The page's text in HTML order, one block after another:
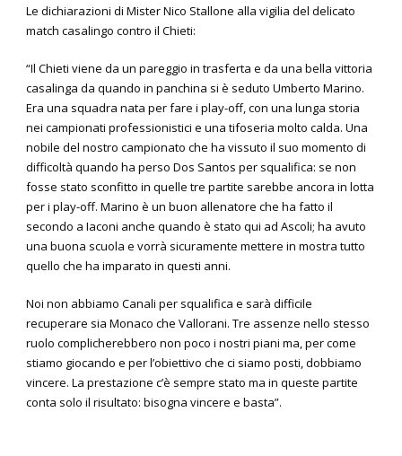
Le dichiarazioni di Mister Nico Stallone alla vigilia del delicato
match casalingo contro il Chieti:
“Il Chieti viene da un pareggio in trasferta e da una bella vittoria
casalinga da quando in panchina si è seduto Umberto Marino.
Era una squadra nata per fare i play-off, con una lunga storia
nei campionati professionistici e una tifoseria molto calda. Una
nobile del nostro campionato che ha vissuto il suo momento di
difficoltà quando ha perso Dos Santos per squalifica: se non
fosse stato sconfitto in quelle tre partite sarebbe ancora in lotta
per i play-off. Marino è un buon allenatore che ha fatto il
secondo a Iaconi anche quando è stato qui ad Ascoli; ha avuto
una buona scuola e vorrà sicuramente mettere in mostra tutto
quello che ha imparato in questi anni.
Noi non abbiamo Canali per squalifica e sarà difficile
recuperare sia Monaco che Vallorani. Tre assenze nello stesso
ruolo complicherebbero non poco i nostri piani ma, per come
stiamo giocando e per l’obiettivo che ci siamo posti, dobbiamo
vincere. La prestazione c’è sempre stato ma in queste partite
conta solo il risultato: bisogna vincere e basta”.